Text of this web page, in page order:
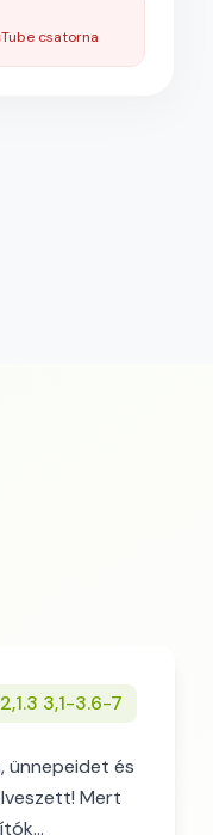
csatorna
3,1-3.6-7
ünnepeidet és
Mert